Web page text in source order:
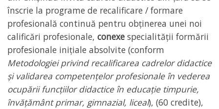
înscrie la programe de recalificare / formare
profesională continuă pentru obținerea unei noi
calificări profesionale, conexe specialității formării
profesionale inițiale absolvite (conform
Metodologiei privind recalificarea cadrelor didactice
și validarea competențelor profesionale în vederea
ocupării funcțiilor didactice în educație timpurie,
învățământ primar, gimnazial, liceal), (60 credite),